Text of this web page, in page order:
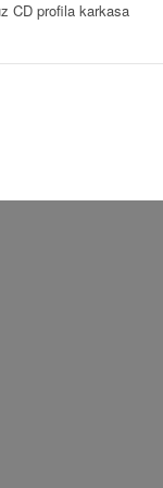
CD profila karkasa